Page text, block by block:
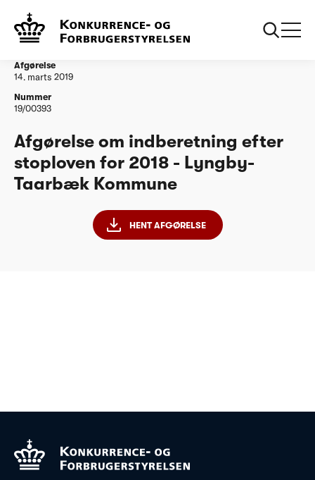
Vandtilsyn
2018 - Lyngby-Taarbæk Kommune
Afgørelse
14. marts 2019
Nummer
19/00393
Afgørelse om indberetning efter
stoploven for 2018 - Lyngby-
Taarbæk Kommune
HENT AFGØRELSE